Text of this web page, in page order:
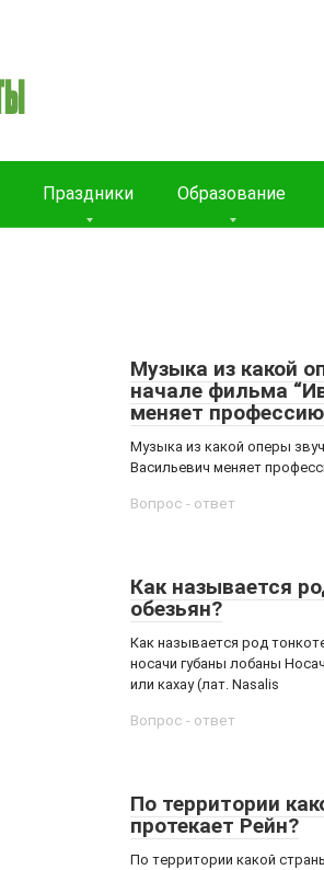
Праздники Образование
Музыка из какой
начале фильма
меняет
Музыка из какой оперы
Васильевич меняет
Вопрос - ответ
Как называется
обезьян?
Как называется род
носачи губаны лобаны
или кахау (лат. Nasalis
Вопрос - ответ
По территории
протекает Рейн?
По территории какой